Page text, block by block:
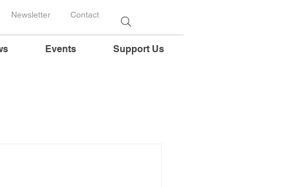
Newsletter Contact
Events Support Us